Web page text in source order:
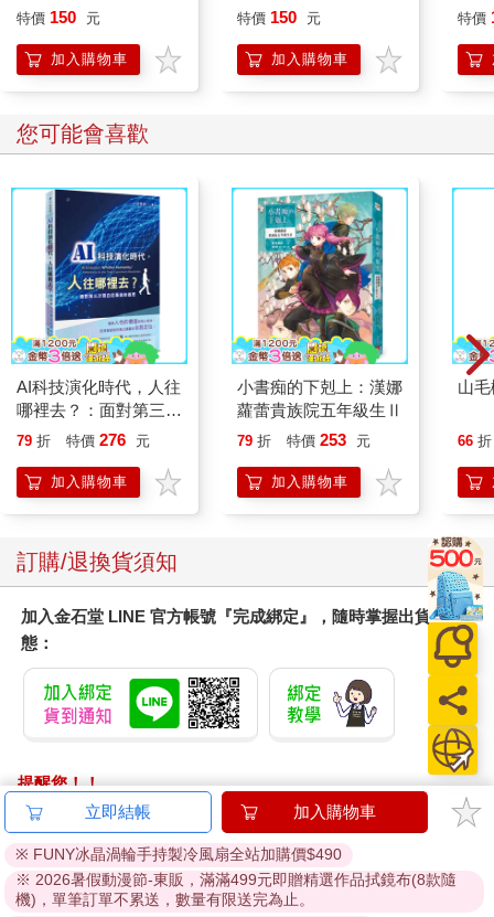
黃芥末熊【受託代銷】
特價 150 元
加入購物車
託代銷】
特價 150 元
加入購物車
洛
特價
您可能會喜歡
AI科技演化時代，人往
哪裡去？：面對第三次
哥白尼革命的省思
79 折 特價 276 元
加入購物車
小書痴的下剋上：漢娜
蘿蕾貴族院五年級生Ⅱ
79 折 特價 253 元
加入購物車
山
66 折
訂購/退換貨須知
加入金石堂 LINE 官方帳號『完成綁定』，隨時掌握出貨動
態：
提醒您！！
金石堂及銀行均不會請您操作ATM! 如接獲電話要求您前往
ATM提款機，請不要聽從指示，以免受騙上當！
退換貨須知：
**提醒您，鑑賞期不等於試用期，退回商品須為全新狀態**
立即結帳 加入購物車
※ FUNY冰晶渦輪手持製冷風扇全站加購價$490
※ 2026暑假動漫節-東販，滿滿499元即贈精選作品拭鏡布(8款隨
機)，單筆訂單不累送，數量有限送完為止。